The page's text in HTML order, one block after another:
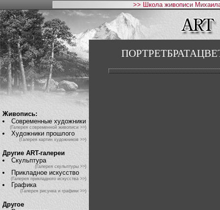
>> Школа живописи
Живопись:
Современные художники
(Галерея современной живописи >>)
Художники прошлого
(Галерея картин художников >>)
Другие ART-галереи
Скульптура
(Галерея скульптуры >>)
Прикладное искусство
(Галерея прикладного искусства >>)
Графика
(Галерея рисунка и графики >>)
Другое